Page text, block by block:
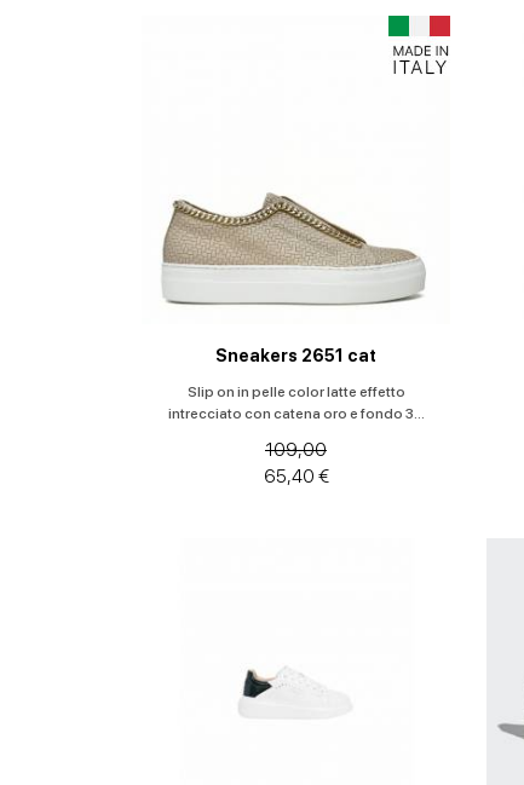
Sneakers 2651 cat
Slip on in pelle color latte effetto
intrecciato con catena oro e fondo 3...
109,00
65,40 €